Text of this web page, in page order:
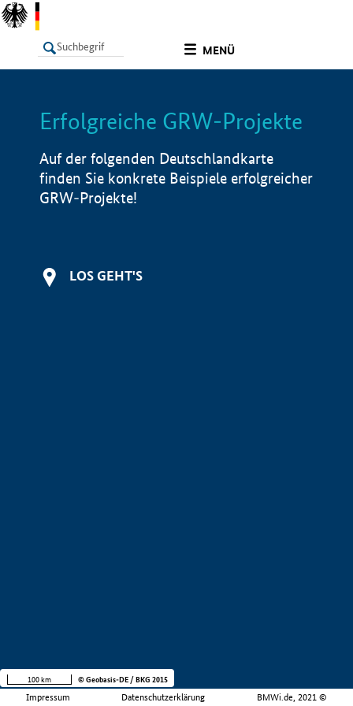
MENÜ
LISTE Info
Erfolgreiche GRW-Projekte
Auf der folgenden Deutschlandkarte
finden Sie konkrete Beispiele erfolgreicher
GRW-Projekte!
LOS GEHT'S
Impressum Datenschutzerklärung BMWi.de, 2021 ©
100 km © Geobasis-DE / BKG 2015